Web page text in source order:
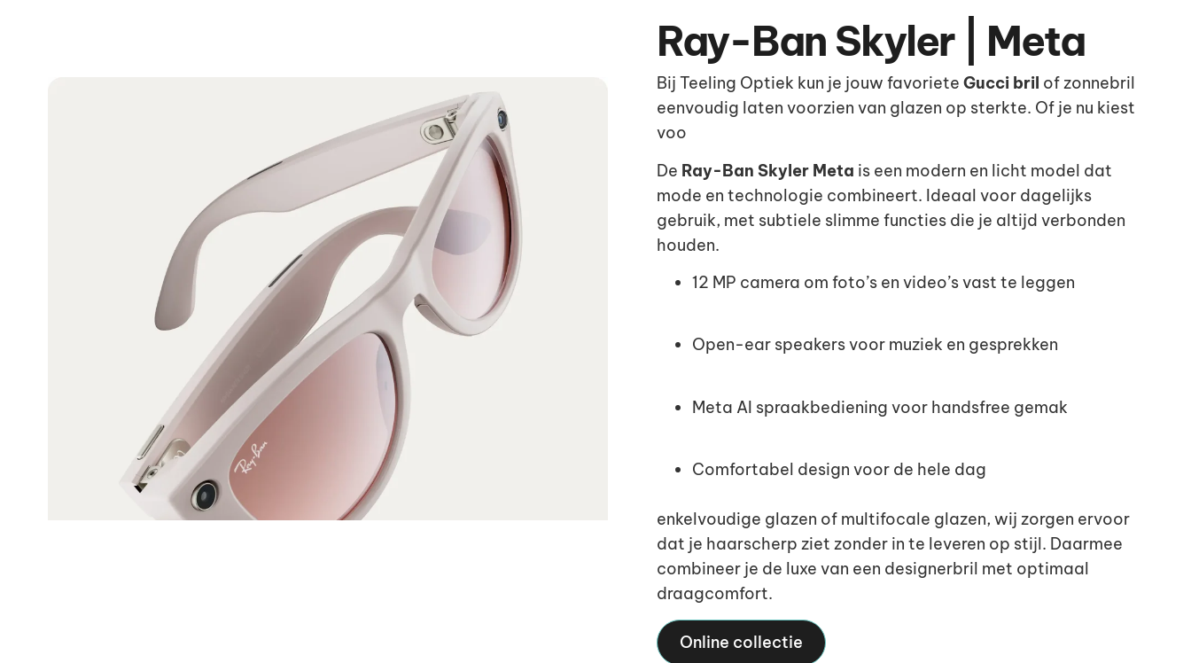
Ray-Ban Skyler | Meta
Bij Teeling Optiek kun je jouw favoriete Gucci bril of zonnebril
eenvoudig laten voorzien van glazen op sterkte. Of je nu kiest
voo
De Ray-Ban Skyler Meta is een modern en licht model dat
mode en technologie combineert. Ideaal voor dagelijks
gebruik, met subtiele slimme functies die je altijd verbonden
houden.
12 MP camera om foto’s en video’s vast te leggen
Open-ear speakers voor muziek en gesprekken
Meta AI spraakbediening voor handsfree gemak
Comfortabel design voor de hele dag
enkelvoudige glazen of multifocale glazen, wij zorgen ervoor
dat je haarscherp ziet zonder in te leveren op stijl. Daarmee
combineer je de luxe van een designerbril met optimaal
draagcomfort.
Online collectie